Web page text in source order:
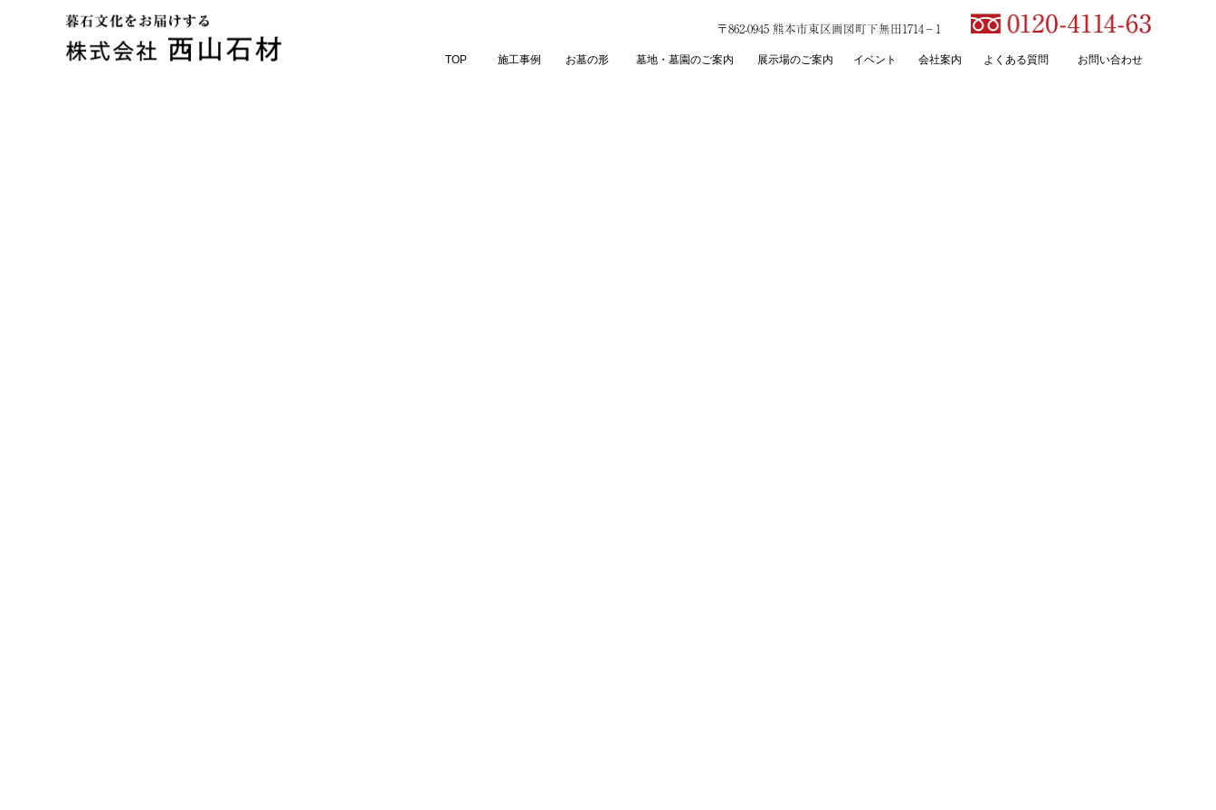
〒862-0945 熊本市東区画図町下無田1714－1
TOP 施工事例 お墓の形 墓地・墓園のご案内 展示場のご案内 イベント 会社案内 よくある質問 お問い合わせ